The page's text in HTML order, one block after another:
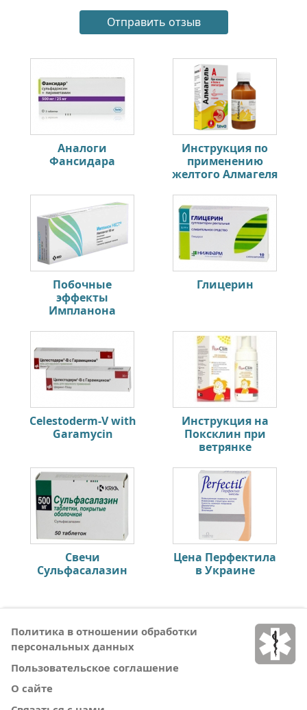
Аналоги
Фансидара
Инструкция по
применению
желтого Алмагеля
Побочные
эффекты
Импланона
Глицерин
Celestoderm-V with
Garamycin
Инструкция на
Поксклин при
ветрянке
Свечи
Сульфасалазин
Цена Перфектила
в Украине
Политика в отношении обработки
персональных данных
Пользовательское соглашение
О сайте